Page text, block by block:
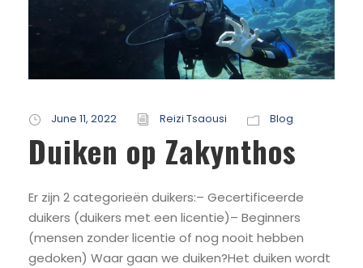
June 11, 2022 Reizi Tsaousi Blog
Duiken op Zakynthos
Er zijn 2 categorieën duikers:– Gecertificeerde
duikers (duikers met een licentie)– Beginners
(mensen zonder licentie of nog nooit hebben
gedoken) Waar gaan we duiken?Het duiken wordt